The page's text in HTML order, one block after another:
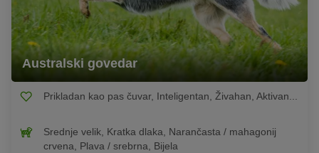
Australski govedar
Prikladan kao pas čuvar, Inteligentan, Živahan, Aktivan...
Srednje velik, Kratka dlaka, Narančasta / mahagonij
crvena, Plava / srebrna, Bijela